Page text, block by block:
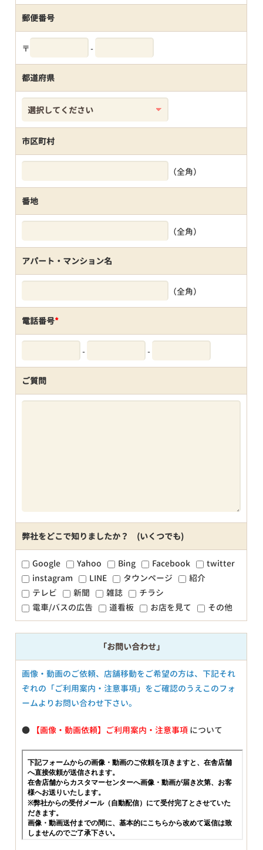
郵便番号
〒 -
都道府県
市区町村
（全角）
番地
（全角）
アパート・マンション名
（全角）
電話番号*
- -
ご質問
弊社をどこで知りましたか？ (いくつでも)
Google Yahoo Bing Facebook
twitter
instagram
LINE タウンページ
紹介
テレビ
新聞 雑誌
チラシ
電車/バスの広告
道看板 お店を見て その他
「お問い合わせ」
画像・動画のご依頼、店舗移動をご希望の方は、下記それ
ぞれの「ご利用案内・注意事項」をご確認のうえこのフォ
ームよりお問い合わせ下さい。
● 【画像・動画依頼】ご利用案内・注意事項 について